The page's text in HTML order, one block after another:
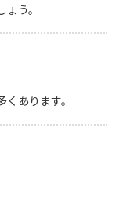
う。
あります。